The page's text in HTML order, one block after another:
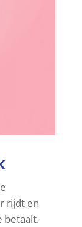
rijdt en
betaalt.